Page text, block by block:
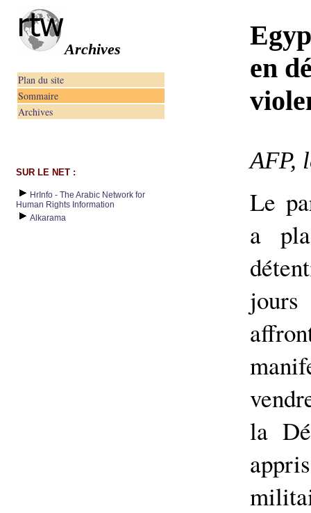
Archives
Plan du site
Sommaire
Archives
SUR LE NET :
HrInfo - The Arabic Network for
Human Rights Information
Alkarama
en
AFP,
Le
a
la